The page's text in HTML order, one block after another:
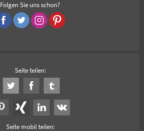
Folgen Sie uns schon?
Seite teilen:
Seite mobil teilen: